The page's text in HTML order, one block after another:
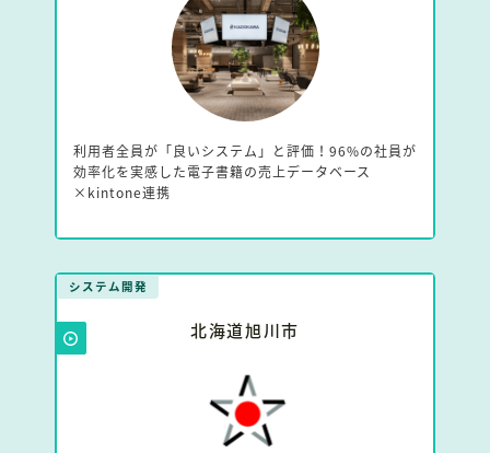
利用者全員が「良いシステム」と評価！96%の社員が
効率化を実感した電子書籍の売上データベース
×kintone連携
システム開発
北海道旭川市